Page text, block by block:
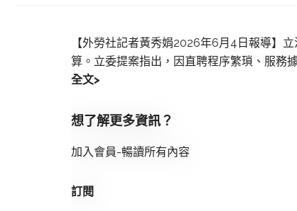
【外勞社記者黃秀娟2026年6月4日報導】
算。立委提案指出，因直聘程序繁瑣、服務
全文>
想了解更多資訊？
加入會員-暢讀所有內容
訂閱